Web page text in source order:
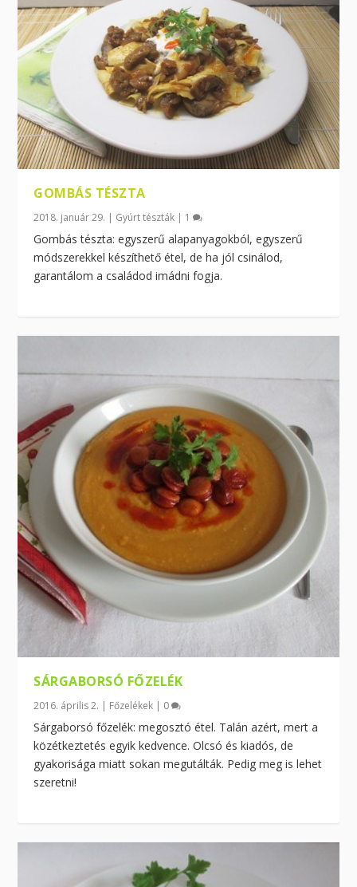
GOMBÁS TÉSZTA
2018. január 29. | Gyúrt tészták | 1
Gombás tészta: egyszerű alapanyagokból, egyszerű
módszerekkel készíthető étel, de ha jól csinálod,
garantálom a családod imádni fogja.
SÁRGABORSÓ FŐZELÉK
2016. április 2. | Főzelékek | 0
Sárgaborsó főzelék: megosztó étel. Talán azért, mert a
közétkeztetés egyik kedvence. Olcsó és kiadós, de
gyakorisága miatt sokan megutálták. Pedig meg is lehet
szeretni!